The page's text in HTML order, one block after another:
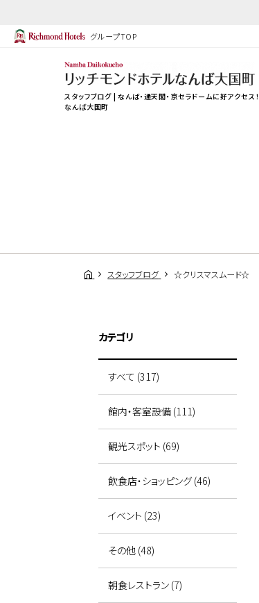
グループTOP
スタッフブログ | なんば・通天閣・京セラドームに好アクセス！
なんば大国町
スタッフブログ ☆クリスマスムード☆
カテゴリ
すべて (317)
館内・客室設備 (111)
観光スポット (69)
飲食店・ショッピング (46)
イベント (23)
その他 (48)
朝食レストラン (7)